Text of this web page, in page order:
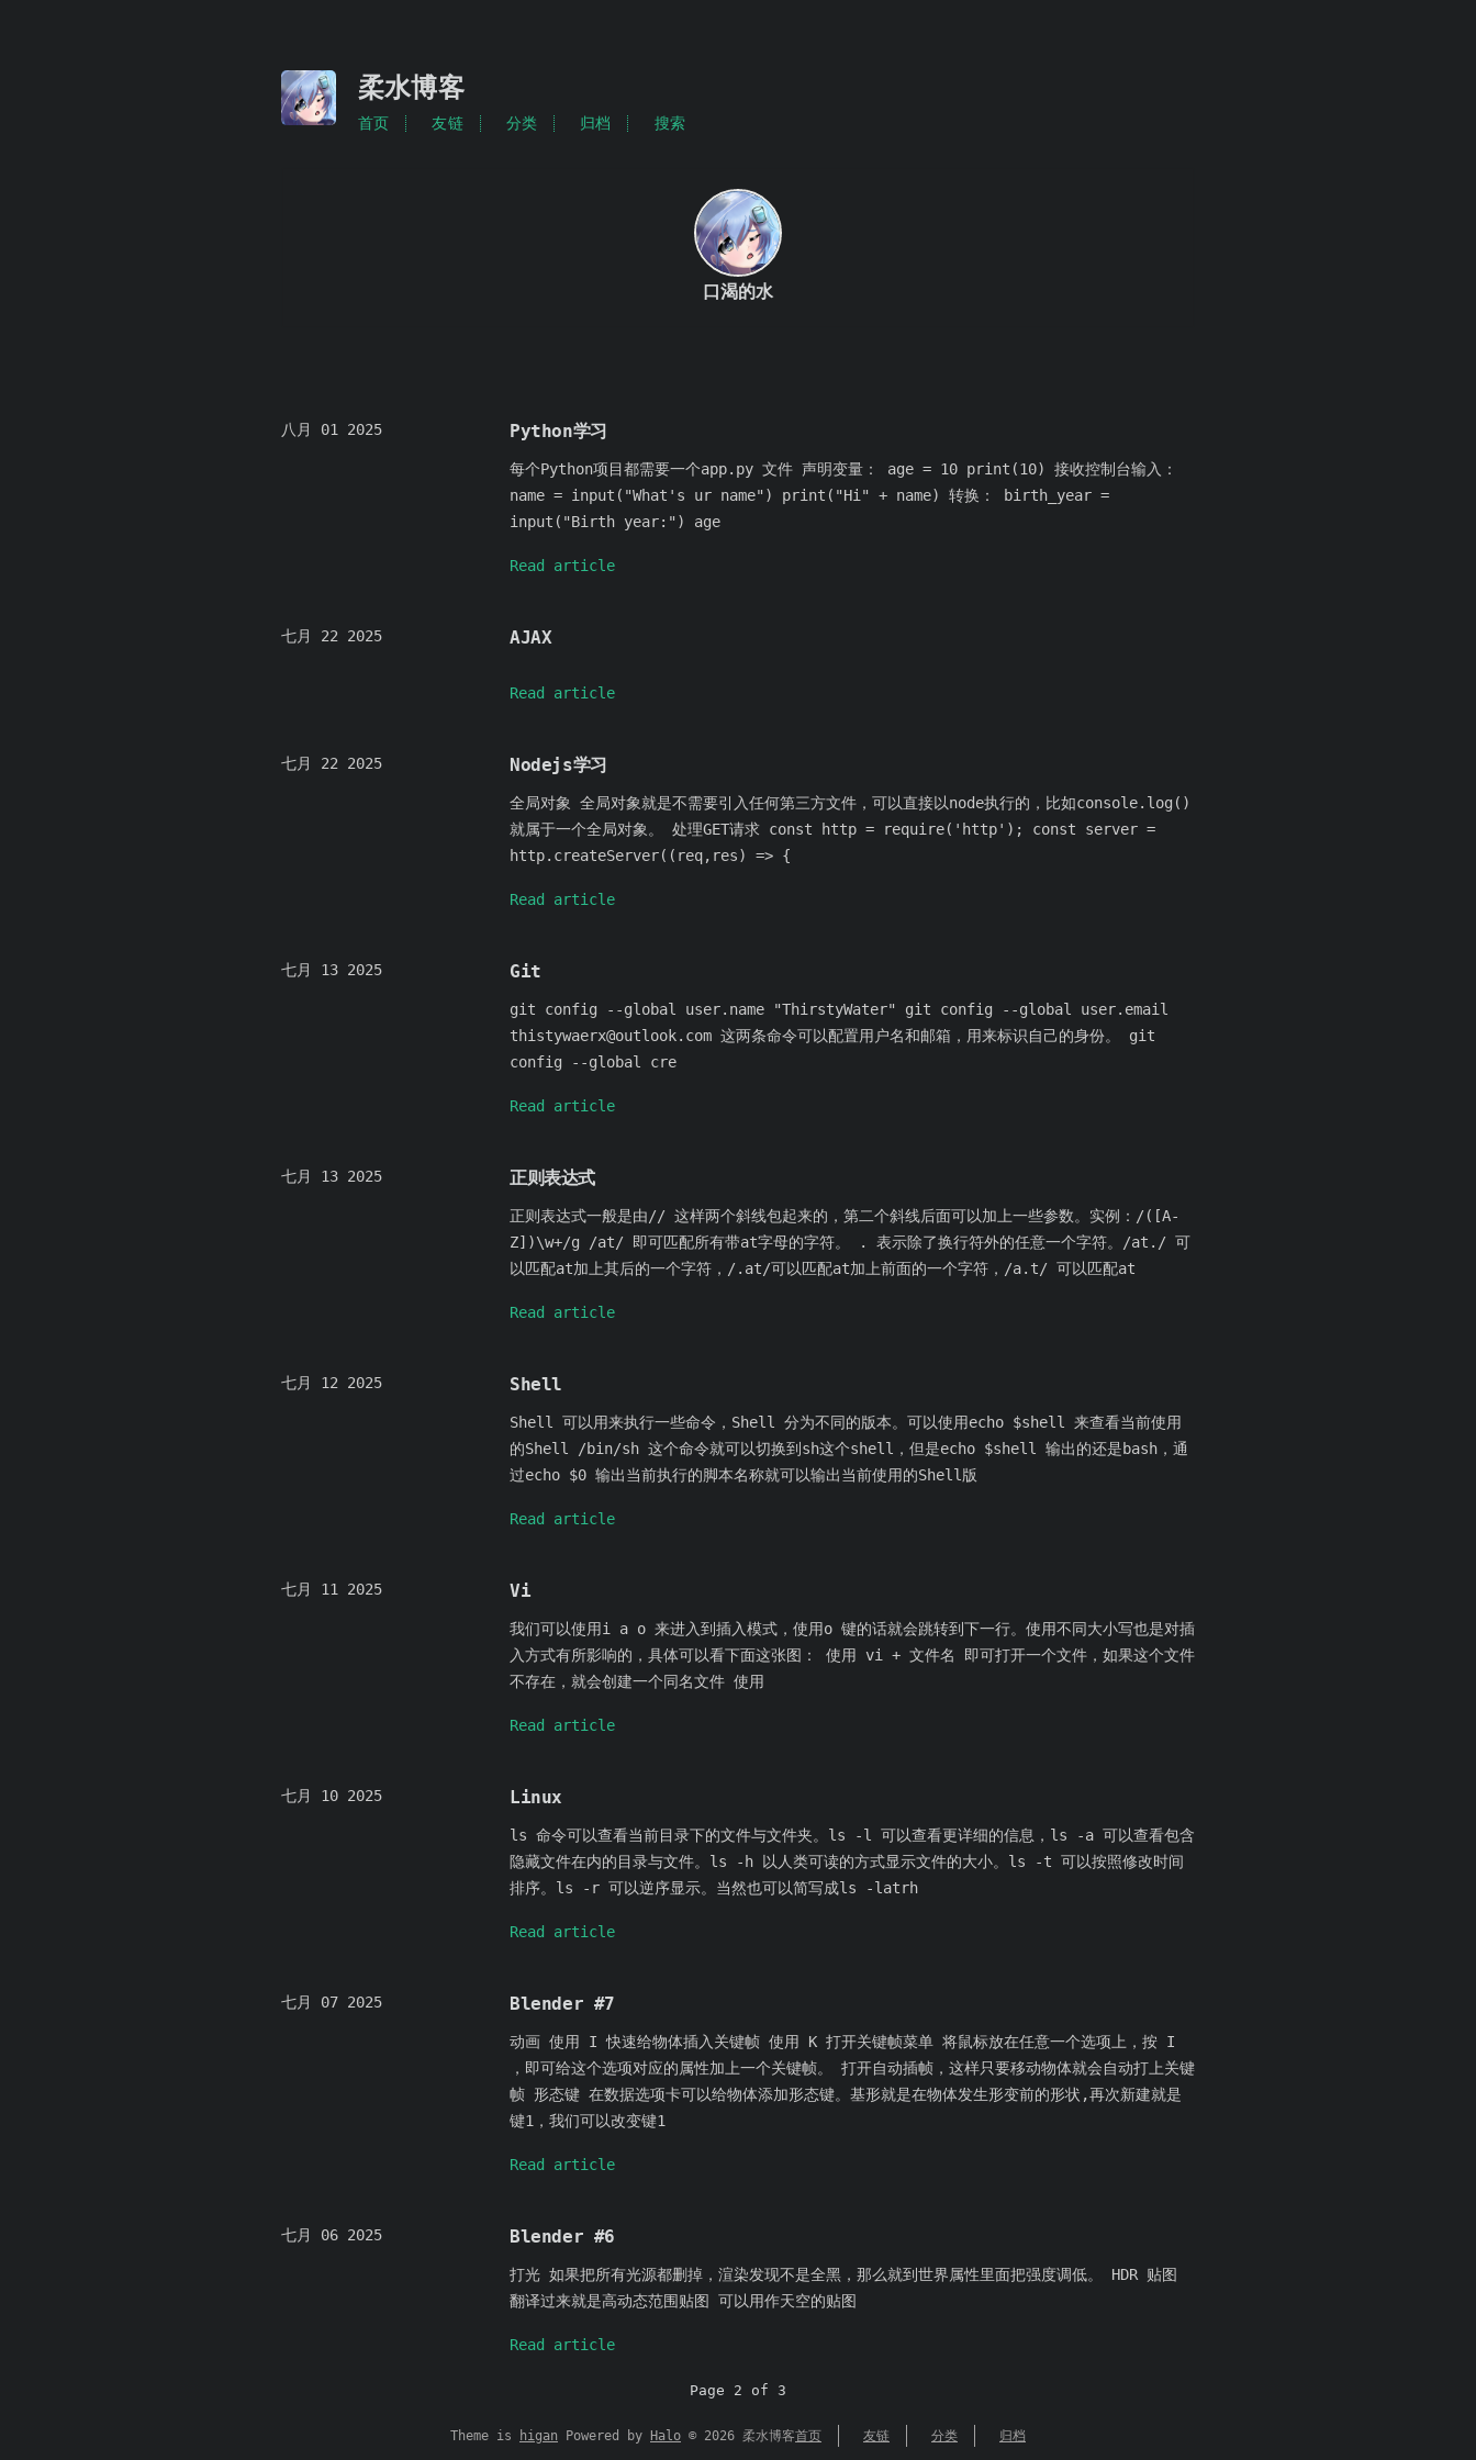
柔水博客
首页 友链 分类 归档 搜索
口渴的水
Python学习
每个Python项目都需要一个app.py 文件 声明变量： age = 10 print(10) 接收控制台输入：
name = input("What's ur name") print("Hi" + name) 转换： birth_year =
input("Birth year:") age
Read article
八月 01 2025
AJAX
Read article
七月 22 2025
Nodejs学习
全局对象 全局对象就是不需要引入任何第三方文件，可以直接以node执行的，比如console.log()
就属于一个全局对象。 处理GET请求 const http = require('http'); const server =
http.createServer((req,res) => {
Read article
七月 22 2025
Git
git config --global user.name "ThirstyWater" git config --global user.email
thistywaerx@outlook.com 这两条命令可以配置用户名和邮箱，用来标识自己的身份。 git
config --global cre
Read article
七月 13 2025
正则表达式
正则表达式一般是由// 这样两个斜线包起来的，第二个斜线后面可以加上一些参数。实例：/([A-
Z])\w+/g /at/ 即可匹配所有带at字母的字符。 . 表示除了换行符外的任意一个字符。/at./ 可
以匹配at加上其后的一个字符，/.at/可以匹配at加上前面的一个字符，/a.t/ 可以匹配at
Read article
七月 13 2025
Shell
Shell 可以用来执行一些命令，Shell 分为不同的版本。可以使用echo $shell 来查看当前使用
的Shell /bin/sh 这个命令就可以切换到sh这个shell，但是echo $shell 输出的还是bash，通
过echo $0 输出当前执行的脚本名称就可以输出当前使用的Shell版
Read article
七月 12 2025
Vi
我们可以使用i a o 来进入到插入模式，使用o 键的话就会跳转到下一行。使用不同大小写也是对插
入方式有所影响的，具体可以看下面这张图： 使用 vi + 文件名 即可打开一个文件，如果这个文件
不存在，就会创建一个同名文件 使用
Read article
七月 11 2025
Linux
ls 命令可以查看当前目录下的文件与文件夹。ls -l 可以查看更详细的信息，ls -a 可以查看包含
隐藏文件在内的目录与文件。ls -h 以人类可读的方式显示文件的大小。ls -t 可以按照修改时间
排序。ls -r 可以逆序显示。当然也可以简写成ls -latrh
Read article
七月 10 2025
Blender #7
动画 使用 I 快速给物体插入关键帧 使用 K 打开关键帧菜单 将鼠标放在任意一个选项上，按 I
，即可给这个选项对应的属性加上一个关键帧。 打开自动插帧，这样只要移动物体就会自动打上关键
帧 形态键 在数据选项卡可以给物体添加形态键。基形就是在物体发生形变前的形状,再次新建就是
键1，我们可以改变键1
Read article
七月 07 2025
Blender #6
打光 如果把所有光源都删掉，渲染发现不是全黑，那么就到世界属性里面把强度调低。 HDR 贴图
翻译过来就是高动态范围贴图 可以用作天空的贴图
Read article
七月 06 2025
Page 2 of 3
Theme is higan Powered by Halo © 2026 柔水博客首页 友链 分类 归档